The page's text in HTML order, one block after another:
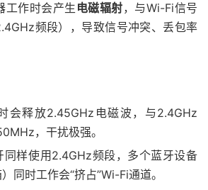
工作时会产生 电磁辐射，与Wi-Fi信号
频段），导致信号冲突、丢包率
会释放2.45GHz电磁波，与2.4GHz
，干扰极强。
同样使用2.4GHz频段，多个蓝牙设备
同时工作会“挤占”Wi-Fi通道。